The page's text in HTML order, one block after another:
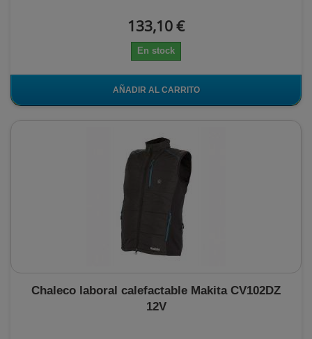
133,10 €
En stock
AÑADIR AL CARRITO
Chaleco laboral calefactable Makita CV102DZ
12V